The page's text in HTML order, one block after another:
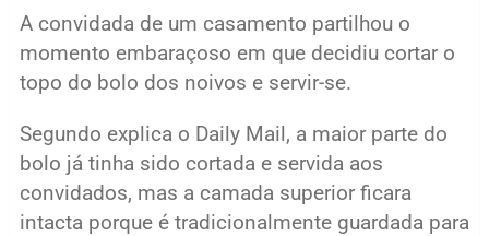
A convidada de um casamento partilhou o
momento embaraçoso em que decidiu cortar o
topo do bolo dos noivos e servir-se.
Segundo explica o Daily Mail, a maior parte do
bolo já tinha sido cortada e servida aos
convidados, mas a camada superior ficara
intacta porque é tradicionalmente guardada para